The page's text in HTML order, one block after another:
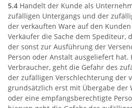
5.4 Handelt der Kunde als
zufälligen Untergangs und der
der verkauften Ware auf den
Verkäufer die Sache dem Spediteur,
der sonst zur Ausführung der
Person oder Anstalt ausgeliefert hat.
Verbraucher, geht die Gefahr des
der zufälligen Verschlechterung der
grundsätzlich erst mit Übergabe der
oder eine empfangsberechtigte